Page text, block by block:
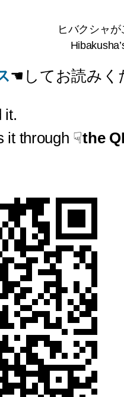
ヒバクシャ
☚してお読みく
it.
it through ☟the